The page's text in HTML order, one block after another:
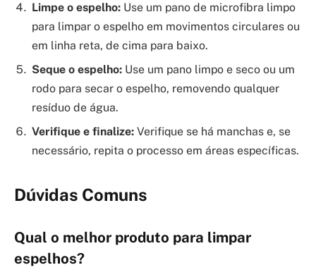
Limpe o espelho: Use um pano de microfibra limpo
para limpar o espelho em movimentos circulares ou
em linha reta, de cima para baixo.
Seque o espelho: Use um pano limpo e seco ou um
rodo para secar o espelho, removendo qualquer
resíduo de água.
Verifique e finalize: Verifique se há manchas e, se
necessário, repita o processo em áreas específicas.
Dúvidas Comuns
Qual o melhor produto para limpar
espelhos?